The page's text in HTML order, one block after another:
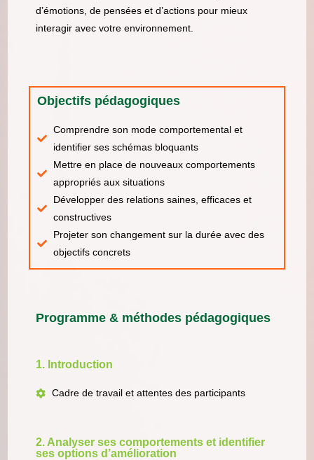
d’émotions, de pensées et d’actions pour mieux
interagir avec votre environnement.
Objectifs pédagogiques
Comprendre son mode comportemental et
identifier ses schémas bloquants
Mettre en place de nouveaux comportements
appropriés aux situations
Développer des relations saines, efficaces et
constructives
Projeter son changement sur la durée avec des
objectifs concrets
Programme & méthodes pédagogiques
1. Introduction
Cadre de travail et attentes des participants
2. Analyser ses comportements et identifier
ses options d’amélioration